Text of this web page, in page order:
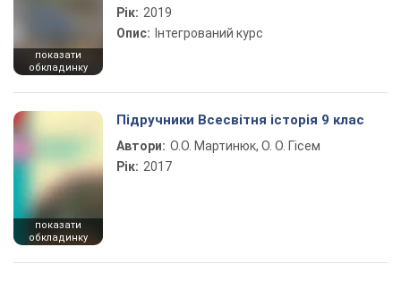
показати
обкладинку
Рік: 2019
Опис: Інтегрований курс
показати
обкладинку
Підручники Всесвітня історія 9 клас
Автори: О.О. Мартинюк, О. О. Гісем
Рік: 2017